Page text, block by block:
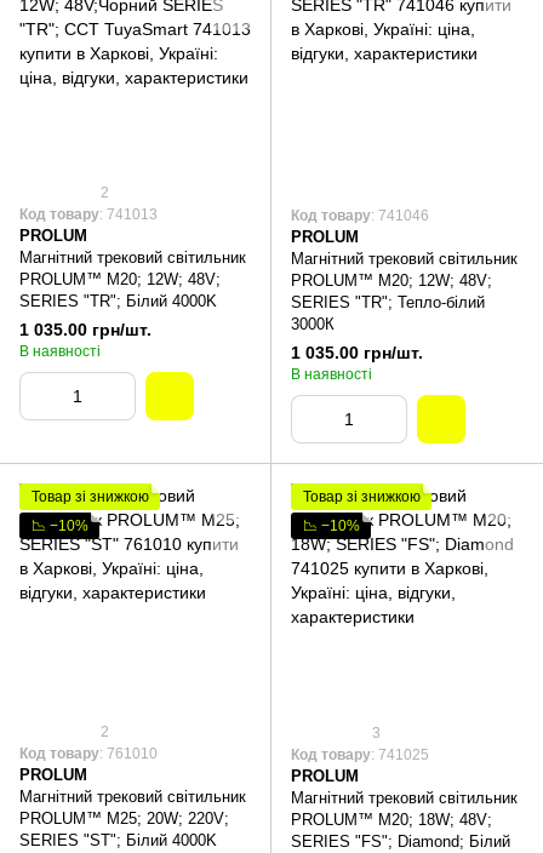
2
Код товару: 741013
PROLUM
Магнітний трековий світильник
PROLUM™ M20; 12W; 48V;
SERIES "TR"; Білий 4000K
1 035.00 грн/шт.
В наявності
Код товару: 741046
PROLUM
Магнітний трековий світильник
PROLUM™ M20; 12W; 48V;
SERIES "TR"; Тепло-білий
3000К
1 035.00 грн/шт.
В наявності
Товар зі знижкою
📉 −10%
2
Код товару: 761010
PROLUM
Магнітний трековий світильник
PROLUM™ M25; 20W; 220V;
SERIES "ST"; Білий 4000K
Товар зі знижкою
📉 −10%
3
Код товару: 741025
PROLUM
Магнітний трековий світильник
PROLUM™ M20; 18W; 48V;
SERIES "FS"; Diamond; Білий